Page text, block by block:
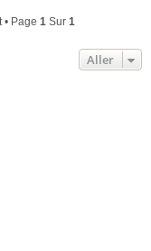
Page 1Sur 1
Aller